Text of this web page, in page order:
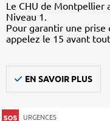
Le CHU de Montpellier
Niveau 1.
Pour garantir une prise
appelez le 15 avant
EN SAVOIR PLUS
URGENCES